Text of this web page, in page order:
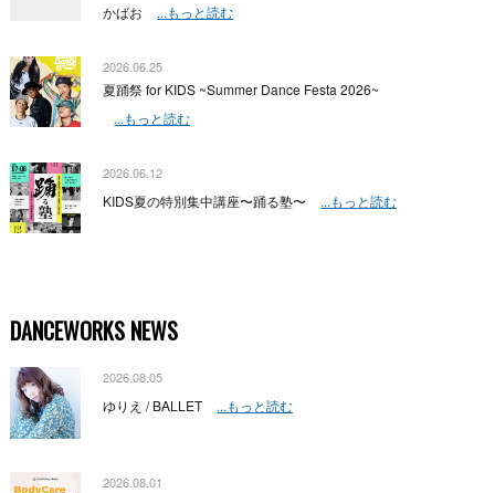
かばお
...もっと読む
2026.06.25
夏踊祭 for KIDS ~Summer Dance Festa 2026~
...もっと読む
2026.06.12
KIDS夏の特別集中講座〜踊る塾〜 ...もっと読む
DANCEWORKS NEWS
2026.08.05
ゆりえ / BALLET ...もっと読む
2026.08.01